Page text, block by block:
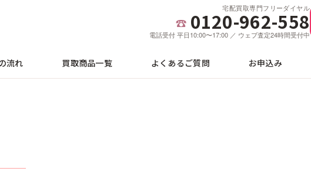
宅配買取専門フリーダイヤル
0120-962-558
電話受付 平日10:00〜17:00 ／ ウェブ査定24時間受付中
流れ 買取商品一覧 よくあるご質問 お申込み